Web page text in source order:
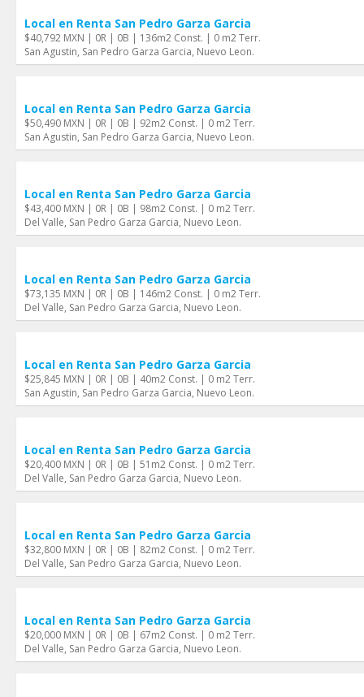
Local en Renta San Pedro Garza Garci­a
$40,792 MXN | 0R | 0B | 136m2 Const. | 0 m2 Terr.
San Agustin, San Pedro Garza Garci­a, Nuevo Leon.
Local en Renta San Pedro Garza Garci­a
$50,490 MXN | 0R | 0B | 92m2 Const. | 0 m2 Terr.
San Agustin, San Pedro Garza Garci­a, Nuevo Leon.
Local en Renta San Pedro Garza Garci­a
$43,400 MXN | 0R | 0B | 98m2 Const. | 0 m2 Terr.
Del Valle, San Pedro Garza Garci­a, Nuevo Leon.
Local en Renta San Pedro Garza Garci­a
$73,135 MXN | 0R | 0B | 146m2 Const. | 0 m2 Terr.
Del Valle, San Pedro Garza Garci­a, Nuevo Leon.
Local en Renta San Pedro Garza Garci­a
$25,845 MXN | 0R | 0B | 40m2 Const. | 0 m2 Terr.
San Agustin, San Pedro Garza Garci­a, Nuevo Leon.
Local en Renta San Pedro Garza Garci­a
$20,400 MXN | 0R | 0B | 51m2 Const. | 0 m2 Terr.
Del Valle, San Pedro Garza Garci­a, Nuevo Leon.
Local en Renta San Pedro Garza Garci­a
$32,800 MXN | 0R | 0B | 82m2 Const. | 0 m2 Terr.
Del Valle, San Pedro Garza Garci­a, Nuevo Leon.
Local en Renta San Pedro Garza Garci­a
$20,000 MXN | 0R | 0B | 67m2 Const. | 0 m2 Terr.
Del Valle, San Pedro Garza Garci­a, Nuevo Leon.